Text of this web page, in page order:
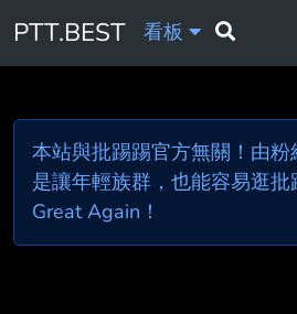
PTT.BEST 看板
本站與批踢踢官方無關！由
是讓年輕族群，也能容易逛
Great Again！